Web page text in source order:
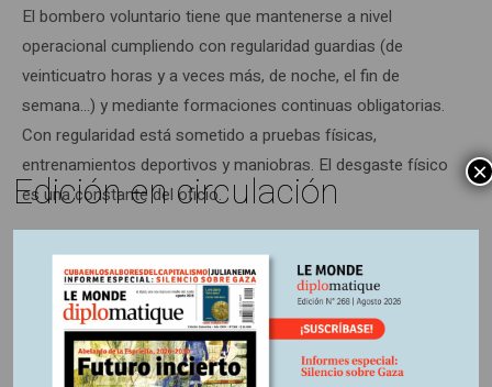
El bombero voluntario tiene que mantenerse a nivel
operacional cumpliendo con regularidad guardias (de
veinticuatro horas y a veces más, de noche, el fin de
semana…) y mediante formaciones continuas obligatorias.
Con regularidad está sometido a pruebas físicas,
entrenamientos deportivos y maniobras. El desgaste físico
es una constante del oficio.
Edición en circulación ×